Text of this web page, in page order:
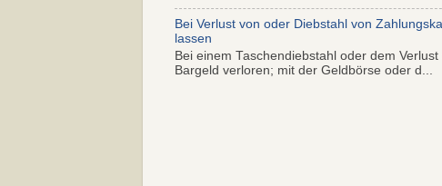
Bei Verlust von oder Diebstahl von
lassen
Bei einem Taschendiebstahl oder dem
Bargeld verloren; mit der Geldbörse oder d...